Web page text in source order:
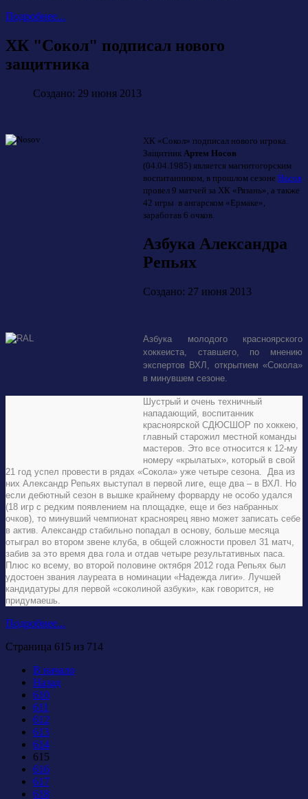
Подробнее...
ХК "Сокол" подписал нового
защитника
Создано: 29 июня 2013
ХК «Сокол» подписал нового игрока.
Защитник Артем Носов
(04.04.1985) является магнитогорским
воспитанником, в прошлом сезоне Носов
провел 9 матчей за ХК «Рязань», а также
42 игры в ангарском «Ермаке»,
заработав 6 очков.
Азбука Александра
Репьях
Создано: 27 июня 2013
Азбука молодого красноярского
хоккеиста, ставшего, по мнению
экспертов ВХЛ, открытием «Сокола»
в минувшем сезоне.
Шустрый и очень техничный
нападающий, воспитанник
красноярской СДЮСШОР по хоккею,
главный старожил местной команды
мастеров. Это все относится к 12-му
номеру «крылатых», который в свой
21 год успел провести в рядах «Сокола» уже четыре сезона. Два из
них Александр Репьях выступал в первой лиге, еще два – в ВХЛ. Но
если дебютный сезон в вышке крайнему форварду не особо удался
(18 игр с редким появлением на площадке, еще и без набранных
очков), то минувший чемпионат красноярец явно может записать себе
в актив. Александр стабильно попадал в основу, больше месяца
отыграл во втором звене клуба, в общей сложности провел 31 матч,
забив за это время два гола и отдав четыре результативных паса.
Плюс ко всему, во второй половине октября 2012 года Репьях был
удостоен звания лауреата в номинации «Надежда лиги». Лучшей
кандидатуры для первой «соколиной азбуки», как говорится, не
придумаешь.
Подробнее...
Страница 615 из 714
В начало
Назад
610
611
612
613
614
615
616
617
618